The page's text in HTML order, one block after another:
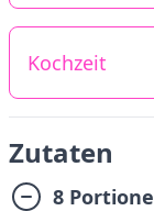
Kochzeit
Zutaten
8